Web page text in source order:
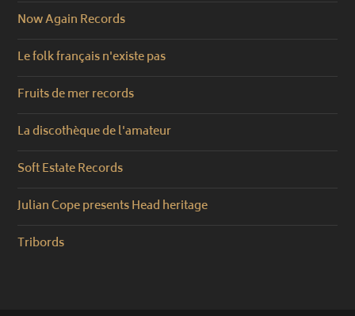
Now Again Records
Le folk français n'existe pas
Fruits de mer records
La discothèque de l'amateur
Soft Estate Records
Julian Cope presents Head heritage
Tribords